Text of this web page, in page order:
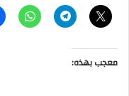
معجب بهذه: